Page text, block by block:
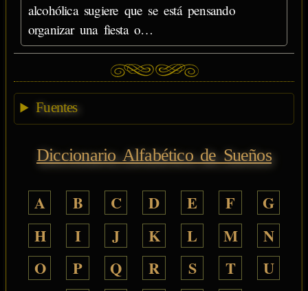
alcohólica sugiere que se está pensando
organizar una fiesta o…
Fuentes
Diccionario Alfabético de Sueños
A B C D E F
G
H
I J K L M
N
O
P Q R S T
U